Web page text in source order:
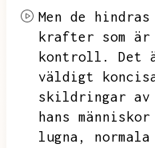
Men de
krafter som är
kontroll.
Det
väldigt
skildringar
hans
lugna,